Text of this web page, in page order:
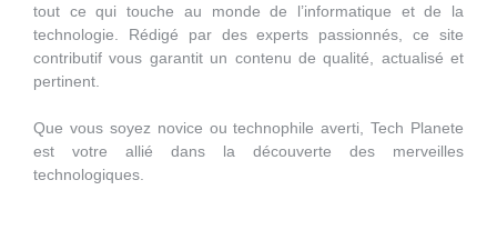
tout ce qui touche au monde de l’informatique et de la
technologie. Rédigé par des experts passionnés, ce site
contributif vous garantit un contenu de qualité, actualisé et
pertinent.
Que vous soyez novice ou technophile averti, Tech Planete
est votre allié dans la découverte des merveilles
technologiques.